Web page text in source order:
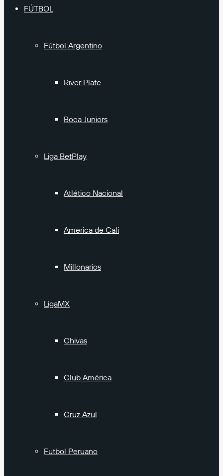
FÚTBOL
Fútbol Argentino
River Plate
Boca Juniors
Liga BetPlay
Atlético Nacional
America de Cali
Millonarios
LigaMX
Chivas
Club América
Cruz Azul
Futbol Peruano